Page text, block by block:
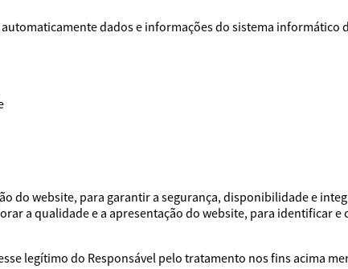
dados e informações do sistema
do website, para garantir a segurança, disponibilidade e
a qualidade e a apresentação do website, para identificar
legítimo do Responsável pelo tratamento nos fins acima